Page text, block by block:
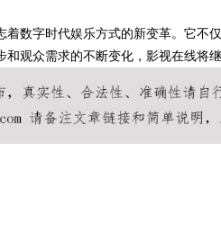
着数字时代娱乐方式的新变革。它不
和观众需求的不断变化，影视在线将